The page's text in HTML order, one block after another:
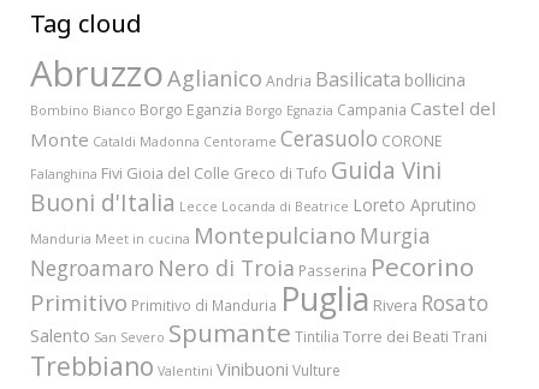
Tag cloud
AbruzzoAglianico Andria Basilicata bollicina
Bombino Bianco Borgo Eganzia Borgo Egnazia Campania Castel del
Monte Cataldi Madonna Centorame Cerasuolo CORONE
Falanghina Fivi Gioia del Colle Greco di Tufo Guida Vini
Buoni d'Italia Lecce Locanda di Beatrice Loreto Aprutino
Manduria Meet in cucina Montepulciano Murgia
Negroamaro Nero di Troia Passerina Pecorino
Primitivo Primitivo di Manduria Puglia Rivera Rosato
Salento San Severo Spumante Tintilia Torre dei Beati Trani
Trebbiano Valentini Vinibuoni Vulture